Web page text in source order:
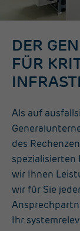
DER
FÜR
Als auf
des
spezialisierten
wir Ihnen
wir für Sie
Ihr